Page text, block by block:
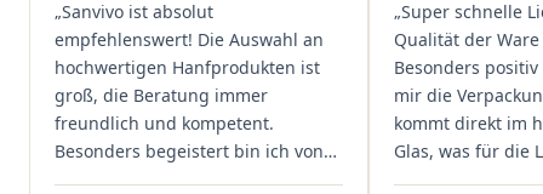
„Sanvivo ist absolut
empfehlenswert! Die Auswahl an
hochwertigen Hanfprodukten ist
groß, die Beratung immer
freundlich und kompetent.
Besonders begeistert bin ich von
der schnellen Rezeptannahme –
„Super schnelle
Qualität der
Besonders
mir die
kommt direkt im
Glas, was für die
ist. Ich bestelle